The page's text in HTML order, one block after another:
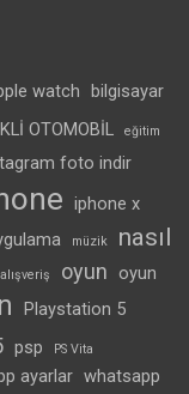
watch bilgisayar
OTOMOBİL eğitim
foto indir
iphone x
müzik
nasıl
oyun
oyun
Playstation 5
psp PS Vita
ayarlar whatsapp